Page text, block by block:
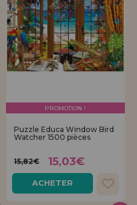
PROMOTION !
Puzzle Educa Window Bird
Watcher 1500 pièces
15,82€ 15,03€
ACHETER